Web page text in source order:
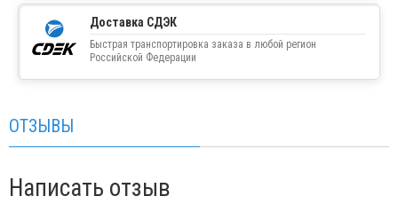
Доставка СДЭК
Быстрая транспортировка заказа в любой регион
Российской Федерации
ОТЗЫВЫ
Написать отзыв